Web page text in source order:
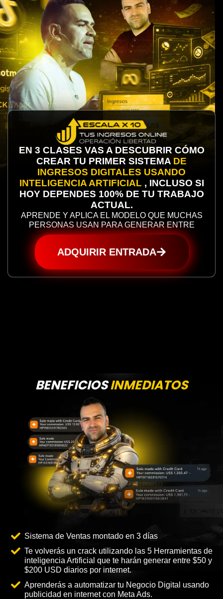
EN 3 CLASES VAS A DESCUBRIR CÓMO
CREAR TU PRIMER SISTEMA DE
INGRESOS DIGITALES USANDO
INTELIGENCIA ARTIFICIAL , INCLUSO SI
HOY DEPENDES 100% DE TU TRABAJO
ACTUAL.
APRENDE Y APLICA EL MODELO QUE MUCHAS
PERSONAS USAN PARA GENERAR ENTRE
ADQUIRIR ENTRADA
BENEFICIOSINMEDIATOS
Sistema de Ventas montado en 3 días
Te volverás un crack utilizando las 5 Herramientas de
inteligencia Artificial que te harán generar entre $50 y
$200 USD diarios por internet.
Aprenderás a automatizar tu Negocio Digital usando
publicidad en internet con Meta Ads.